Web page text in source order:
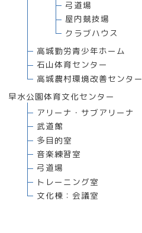
弓道場
屋内競技場
クラブハウス
高城勤労青少年ホーム
石山体育センター
高城農村環境改善センター
早水公園体育文化センター
アリーナ・サブアリーナ
武道館
多目的室
音楽練習室
弓道場
トレーニング室
文化棟：会議室